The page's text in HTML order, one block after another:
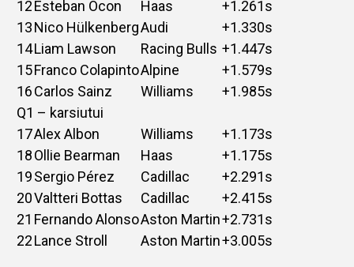
12Esteban Ocon Haas
+1.261s
13Nico HülkenbergAudi
+1.330s
14Liam Lawson Racing Bulls +1.447s
15Franco ColapintoAlpine
+1.579s
16Carlos Sainz Williams
+1.985s
Q1 – karsiutui
17Alex Albon Williams
+1.173s
18Ollie Bearman Haas
+1.175s
19Sergio Pérez Cadillac
+2.291s
20Valtteri Bottas Cadillac
+2.415s
21 Fernando AlonsoAston Martin+2.731s
22Lance Stroll Aston Martin+3.005s